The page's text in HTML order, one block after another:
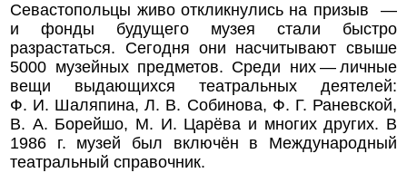
Севастопольцы живо откликнулись на призыв —
и фонды будущего музея стали быстро
разрастаться. Сегодня они насчитывают свыше
5000 музейных предметов. Среди них — личные
вещи выдающихся театральных деятелей:
Ф. И. Шаляпина, Л. В. Собинова, Ф. Г. Раневской,
В. А. Борейшо, М. И. Царёва и многих других. В
1986 г. музей был включён в Международный
театральный справочник.